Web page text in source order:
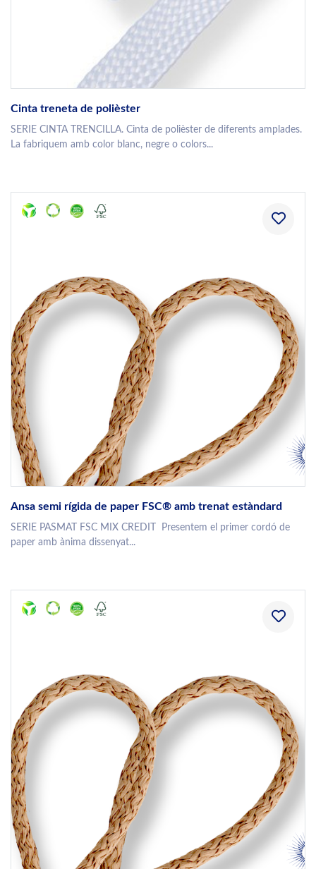
Cinta treneta de polièster
SERIE CINTA TRENCILLA. Cinta de polièster de diferents amplades.
La fabriquem amb color blanc, negre o colors...
Ansa semi rígida de paper FSC® amb trenat estàndard
SERIE PASMAT FSC MIX CREDIT Presentem el primer cordó de
paper amb ànima dissenyat...